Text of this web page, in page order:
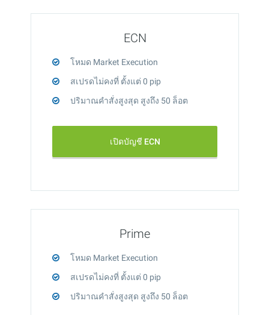
ECN
โหมด Market Execution
สเปรดไม่คงที่ ตั้งแต่ 0 pip
ปริมาณคำสั่งสูงสุด สูงถึง 50 ล็อต
เปิดบัญชี ECN
Prime
โหมด Market Execution
สเปรดไม่คงที่ ตั้งแต่ 0 pip
ปริมาณคำสั่งสูงสุด สูงถึง 50 ล็อต